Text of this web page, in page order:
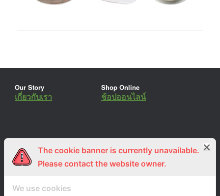
Our Story
เกี่ยวกับเรา
Shop Online
ช้อปออนไลน์
ร่วมงานกับเรา
สมัครงาน
Lemon Farm Cafe
ร้านอาหารอินทรีย์
The cookie banner is currently unavailable.
Please contact the website owner.
We use cookies